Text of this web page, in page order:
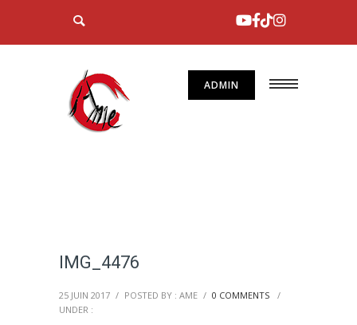
ADMIN
IMG_4476
25 JUIN 2017 / POSTED BY : AME / 0 COMMENTS
/
UNDER :